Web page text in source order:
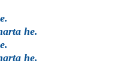
he.
he.